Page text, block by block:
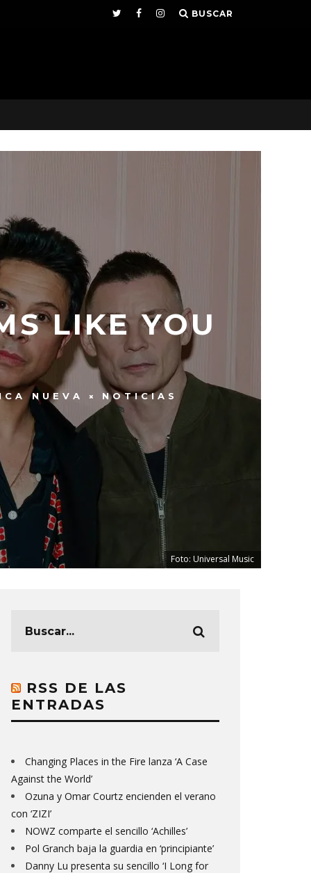
BUSCAR
LIKE YOU
NUEVA NOTICIAS
Foto: Universal Music
RSS DE LAS
ENTRADAS
Changing Places in the Fire lanza ‘A Case
Against the World’
Ozuna y Omar Courtz encienden el verano
con ‘ZIZI’
NOWZ comparte el sencillo ‘Achilles’
Pol Granch baja la guardia en ‘principiante’
Danny Lu presenta su sencillo ‘I Long for